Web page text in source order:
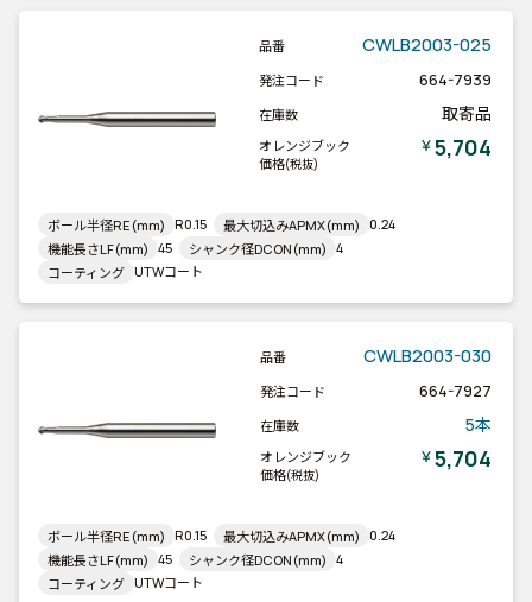
品番 CWLB2003-025
発注コード 664-7939
在庫数 取寄品
オレンジブック
価格(税抜)
￥5,704
ボール半径RE(mm) R0.15 最大切込みAPMX(mm) 0.24
機能長さLF(mm) 45 シャンク径DCON(mm) 4
コーティング UTWコート
品番 CWLB2003-030
発注コード 664-7927
在庫数 5本
オレンジブック
価格(税抜)
￥5,704
ボール半径RE(mm) R0.15 最大切込みAPMX(mm) 0.24
機能長さLF(mm) 45 シャンク径DCON(mm) 4
コーティング UTWコート